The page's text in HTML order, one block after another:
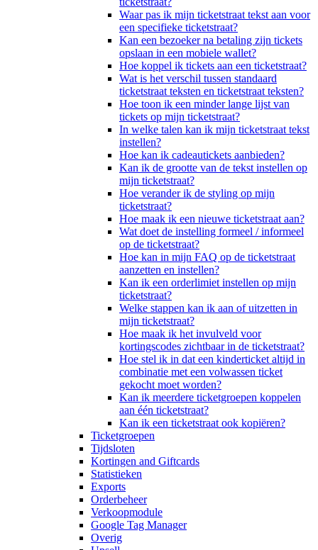
Waar pas ik mijn ticketstraat tekst aan voor
een specifieke ticketstraat?
Kan een bezoeker na betaling zijn tickets
opslaan in een mobiele wallet?
Hoe koppel ik tickets aan een ticketstraat?
Wat is het verschil tussen standaard
ticketstraat teksten en ticketstraat teksten?
Hoe toon ik een minder lange lijst van
tickets op mijn ticketstraat?
In welke talen kan ik mijn ticketstraat tekst
instellen?
Hoe kan ik cadeautickets aanbieden?
Kan ik de grootte van de tekst instellen op
mijn ticketstraat?
Hoe verander ik de styling op mijn
ticketstraat?
Hoe maak ik een nieuwe ticketstraat aan?
Wat doet de instelling formeel / informeel
op de ticketstraat?
Hoe kan in mijn FAQ op de ticketstraat
aanzetten en instellen?
Kan ik een orderlimiet instellen op mijn
ticketstraat?
Welke stappen kan ik aan of uitzetten in
mijn ticketstraat?
Hoe maak ik het invulveld voor
kortingscodes zichtbaar in de ticketstraat?
Hoe stel ik in dat een kinderticket altijd in
combinatie met een volwassen ticket
gekocht moet worden?
Kan ik meerdere ticketgroepen koppelen
aan één ticketstraat?
Kan ik een ticketstraat ook kopiëren?
Ticketgroepen
Tijdsloten
Kortingen and Giftcards
Statistieken
Exports
Orderbeheer
Verkoopmodule
Google Tag Manager
Overig